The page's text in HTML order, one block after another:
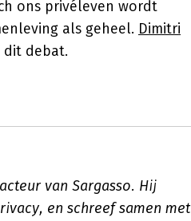
ons privéleven wordt
als geheel. Dimitri
dit debat.
van Sargasso. Hij
en schreef samen met